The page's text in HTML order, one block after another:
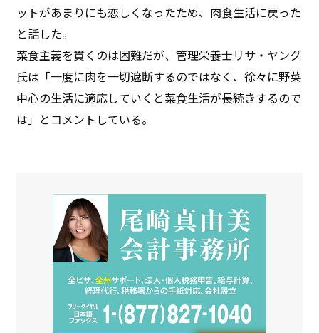
ットがあまりにも恋しくなったため、肉食生活に戻った
と話した。
菜食主義を貫くのは困難だが、管理栄養士リサ・ヤング
氏は「一度に肉を一切遮断するのではなく、徐々に野菜
中心の生活に適応していくと菜食生活が長続きするので
は」とコメントしている。